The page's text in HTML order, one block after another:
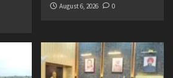
August 6, 2026
0